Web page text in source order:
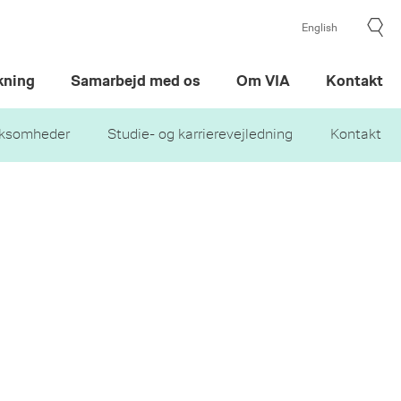
English
Studie- og karrierevejledning Kontakt
Samarbejd med os Om VIA Kontakt